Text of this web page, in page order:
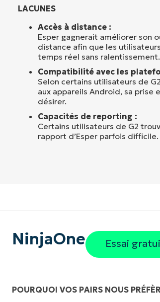
LACUNES
Accès à distance :
Esper gagnerait améliorer son
distance afin que les
temps réel sans ralentissement.
Compatibilité avec les
Selon certains utilisateurs de
aux appareils Android, sa prise
désirer.
Capacités de reporting :
Certains utilisateurs de G2
rapport d’Esper parfois difficile.
NinjaOne Essai
POURQUOI VOS PAIRS NOUS